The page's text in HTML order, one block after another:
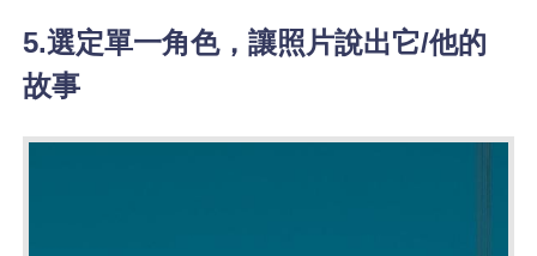
5.選定單一角色，讓照片說出它/他的
故事